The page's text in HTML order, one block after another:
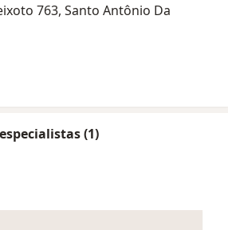
763, Santo Antônio Da
(1)